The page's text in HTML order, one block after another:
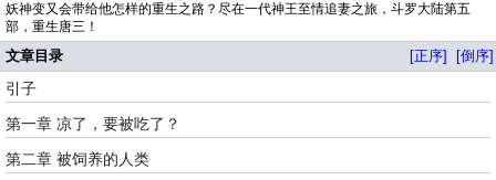
妖神变又会带给他怎样的重生之路？尽在一代神王至情追妻之旅，斗罗大陆第五
部，重生唐三！
文章目录 [正序] [倒序]
引子
第一章 凉了，要被吃了？
第二章 被饲养的人类